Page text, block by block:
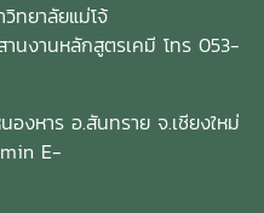
ตร์ มหาวิทยาลัยแม่โจ้
รเคมี โทร 053-
หาร อ.สันทราย จ.เชียงใหม่
E-